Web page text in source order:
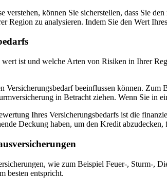
verstehen, können Sie sicherstellen, dass Sie
Region zu analysieren. Indem Sie den Wert
ist und welche Arten von Risiken in Ihrer
Versicherungsbedarf beeinflussen können.
in Betracht ziehen. Wenn Sie in
Ihres Versicherungsbedarfs ist die
Deckung haben, um den Kredit abzudecken,
wie zum Beispiel Feuer-, Sturm-,
besten entspricht.